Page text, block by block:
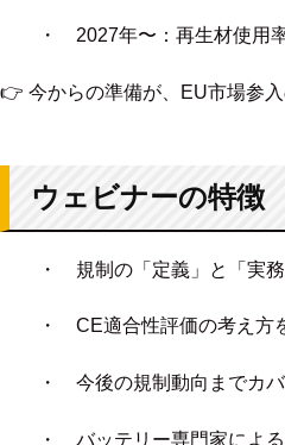
・ 2027年〜：再生材使用率
👉 今からの準備が、EU市場参
ウェビナーの特徴
・ 規制の「定義」と「実務
・ CE適合性評価の考え方を
・ 今後の規制動向までカバ
・ バッテリー専門家による